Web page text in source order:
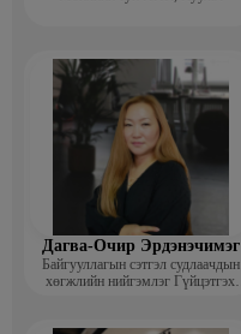
Дагва-Очир Эрдэнэчимэг
Байгууллагын сэтгэл судлаачдын
хөгжлийн нийгэмлэг Гүйцэтгэх